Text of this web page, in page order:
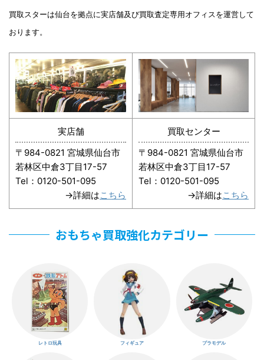
買取スターは仙台を拠点に実店舗及び買取査定専用オフィスを運営して
おります。
実店舗
〒984-0821 宮城県仙台市
若林区中倉3丁目17-57
Tel：0120-501-095
→詳細はこちら
買取センター
〒984-0821 宮城県仙台市
若林区中倉3丁目17-57
Tel：0120-501-095
→詳細はこちら
おもちゃ買取強化カテゴリー
レトロ玩具 フィギュア プラモデル